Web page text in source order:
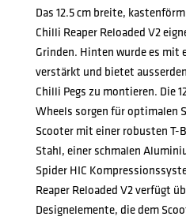
Das 12.5 cm breite,
Chilli Reaper Reloaded V2
Grinden. Hinten wurde es mit
verstärkt und bietet
Chilli Pegs zu montieren. Die
Wheels sorgen für optimalen
Scooter mit einer robusten T-
Stahl, einer schmalen
Spider HIC
Reaper Reloaded V2 verfügt
Designelemente, die dem